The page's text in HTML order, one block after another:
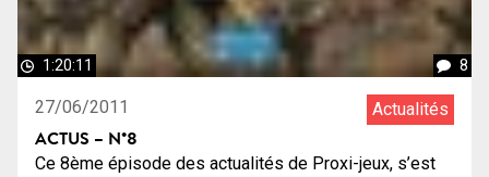
1:20:11 8
27/06/2011 Actualités
ACTUS – N°8
Ce 8ème épisode des actualités de Proxi-jeux, s’est